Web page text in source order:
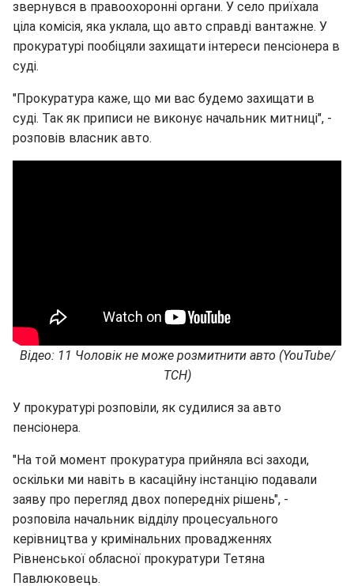
звернувся в правоохоронні органи. У село приїхала
ціла комісія, яка уклала, що авто справді вантажне. У
прокуратурі пообіцяли захищати інтереси пенсіонера в
суді.
"Прокуратура каже, що ми вас будемо захищати в
суді. Так як приписи не виконує начальник митниці", -
розповів власник авто.
Відео: 11 Чоловік не може розмитнити авто (YouTube/
ТСН)
У прокуратурі розповіли, як судилися за авто
пенсіонера.
"На той момент прокуратура прийняла всі заходи,
оскільки ми навіть в касаційну інстанцію подавали
заяву про перегляд двох попередніх рішень", -
розповіла начальник відділу процесуального
керівництва у кримінальних провадженнях
Рівненської обласної прокуратури Тетяна
Павлюковець.